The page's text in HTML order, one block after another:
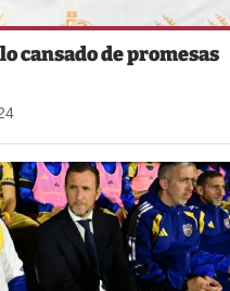
cansado de promesas